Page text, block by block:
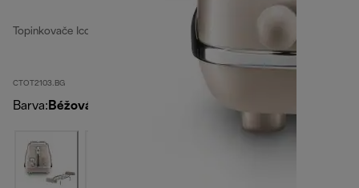
Topinkovače Icona Metallics
CTOT2103.BG
Barva: Béžová